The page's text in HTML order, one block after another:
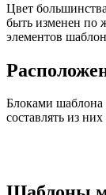
Цвет
быть изменен по
элементов
Блоками шаблона
составлять из